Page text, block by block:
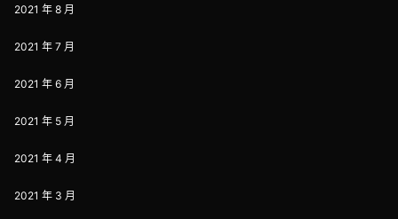
2021 年 8 月
2021 年 7 月
2021 年 6 月
2021 年 5 月
2021 年 4 月
2021 年 3 月